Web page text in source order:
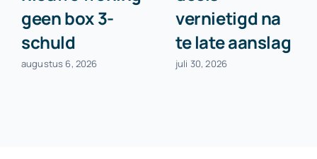
geen box 3-
schuld
augustus 6, 2026
vernietigd na
te late aanslag
juli 30, 2026